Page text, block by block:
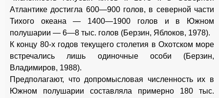
Атлантике достигла 600—900 голов, в северной части
Тихого океана — 1400—1900 голов и в Южном
полушарии — 6—8 тыс. голов (Берзин, Яблоков, 1978).
К концу 80-х годов текущего столетия в Охотском море
встречались лишь одиночные особи (Берзин,
Владимиров, 1988).
Предполагают, что допромысловая численность их в
Южном полушарии составляла примерно 180 тыс.